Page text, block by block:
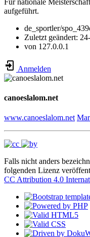
aufgeführt.
de_sportler/
Zuletzt geändert:
von 127.0.0.1
Anmelden
canoeslalom.net
www.canoeslalom.net
Falls nicht anders
folgenden Lizenz
CC Attribution 4.0